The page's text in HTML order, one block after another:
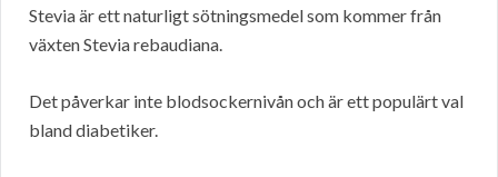
Stevia är ett naturligt sötningsmedel som kommer från
växten Stevia rebaudiana.
Det påverkar inte blodsockernivån och är ett populärt val
bland diabetiker.